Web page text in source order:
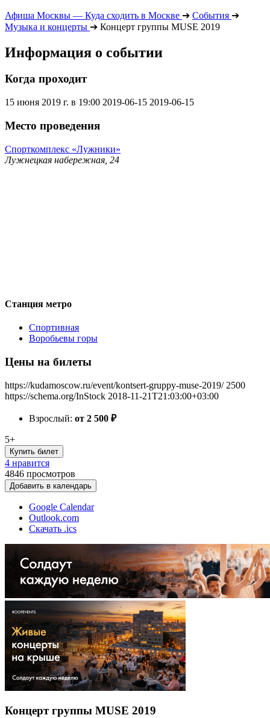
Афиша Москвы — Куда сходить в Москве ➔ События ➔
Музыка и концерты ➔ Концерт группы MUSE 2019
Информация о событии
Когда проходит
15 июня 2019 г. в 19:00 2019-06-15 2019-06-15
Место проведения
Спорткомплекс «Лужники»
Лужнецкая набережная, 24
Станция метро
Спортивная
Воробьевы горы
Цены на билеты
https://kudamoscow.ru/event/kontsert-gruppy-muse-2019/ 2500
https://schema.org/InStock 2018-11-21T21:03:00+03:00
Взрослый: от 2 500 ₽
5+
Купить билет
4 нравится
4846 просмотров
Добавить в календарь
Google Calendar
Outlook.com
Скачать .ics
Концерт группы MUSE 2019